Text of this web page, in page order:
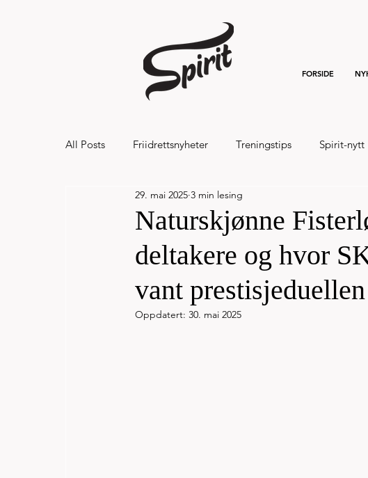
FORSIDE
All Posts Friidrettsnyheter Treningstips Spirit-nytt
Hålandsvannet halvmaraton og 7km 20
Naturskjønne
deltakere og hvor
vant prestisjeduellen
29. mai 2025 3 min lesing
Oppdatert: 30. mai 2025